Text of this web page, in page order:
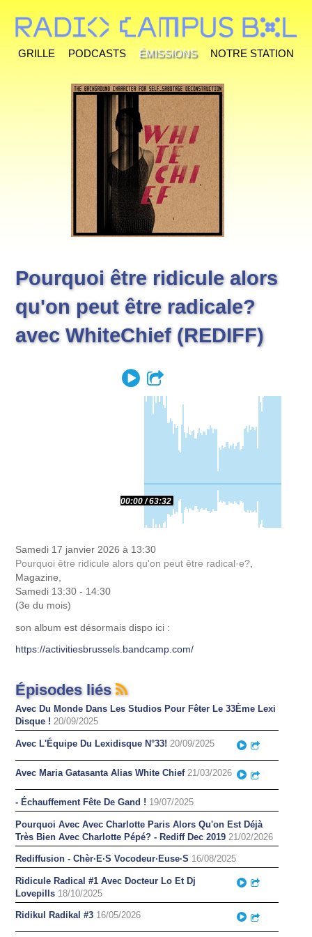
Grille Podcasts Émissions Notre station
Pourquoi être ridicule alors
qu'on peut être radicale?
avec WhiteChief (REDIFF)
Play
00:00 63:32
Samedi 17 janvier 2026 à 13:30
Pourquoi être ridicule alors qu'on peut être radical·e?,
Magazine,
Samedi 13:30 - 14:30
(3e du mois)
son album est désormais dispo ici :
https://activitiesbrussels.bandcamp.com/
Épisodes liés
Avec Du Monde Dans Les Studios Pour Fêter Le 33Ème Lexi
Disque ! 20/09/2025
Avec L'Équipe Du Lexidisque N°33! 20/09/2025 Play
Avec Maria Gatasanta Alias White Chief 21/03/2026 Play
- Échauffement Fête De Gand ! 19/07/2025
Pourquoi Avec Avec Charlotte Paris Alors Qu'on Est Déjà
Très Bien Avec Charlotte Pépé? - Rediff Dec 2019 21/02/2026
Rediffusion - Chèr·E·S Vocodeur·Euse·S 16/08/2025
Ridicule Radical #1 Avec Docteur Lo Et Dj
Lovepills 18/10/2025
Play
Ridikul Radikal #3 16/05/2026 Play